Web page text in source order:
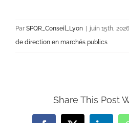
Par SPQR_Conseil_Lyon juin 15th, 2026
de direction en marchés publics
Share This Post